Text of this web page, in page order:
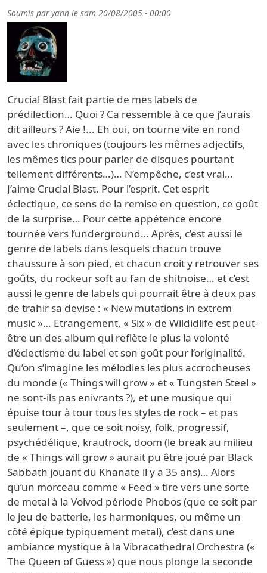
Soumis paryann le sam 20/08/2005 - 00:00
Crucial Blast fait partie de mes labels de
prédilection… Quoi ? Ca ressemble à ce que j’aurais
dit ailleurs ? Aie !... Eh oui, on tourne vite en rond
avec les chroniques (toujours les mêmes adjectifs,
les mêmes tics pour parler de disques pourtant
tellement différents…)… N’empêche, c’est vrai…
J’aime Crucial Blast. Pour l’esprit. Cet esprit
éclectique, ce sens de la remise en question, ce goût
de la surprise… Pour cette appétence encore
tournée vers l’underground… Après, c’est aussi le
genre de labels dans lesquels chacun trouve
chaussure à son pied, et chacun croit y retrouver ses
goûts, du rockeur soft au fan de shitnoise… et c’est
aussi le genre de labels qui pourrait être à deux pas
de trahir sa devise : « New mutations in extrem
music »… Etrangement, « Six » de Wildidlife est peut-
être un des album qui reflète le plus la volonté
d’éclectisme du label et son goût pour l’originalité.
Qu’on s’imagine les mélodies les plus accrocheuses
du monde (« Things will grow » et « Tungsten Steel »
ne sont-ils pas enivrants ?), et une musique qui
épuise tour à tour tous les styles de rock – et pas
seulement –, que ce soit noisy, folk, progressif,
psychédélique, krautrock, doom (le break au milieu
de « Things will grow » aurait pu être joué par Black
Sabbath jouant du Khanate il y a 35 ans)… Alors
qu’un morceau comme « Feed » tire vers une sorte
de metal à la Voivod période Phobos (que ce soit par
le jeu de batterie, les harmoniques, ou même un
côté épique typiquement metal), c’est dans une
ambiance mystique à la Vibracathedral Orchestra («
The Queen of Guess ») que nous plonge la seconde